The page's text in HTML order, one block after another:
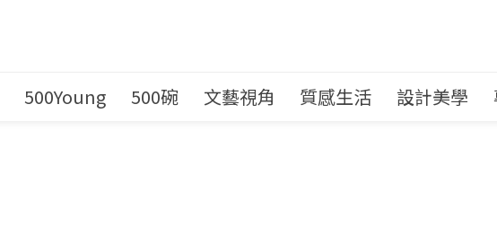
500Young 500碗 文藝視角 質感生活 設計美學